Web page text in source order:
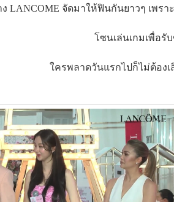
LANCOME จัดมาให้ฟินกันยาวๆ เพร
โซนเล่นเกมเพื่อ
ใครพลาดวันแรกไปก็ไม่ต้อง